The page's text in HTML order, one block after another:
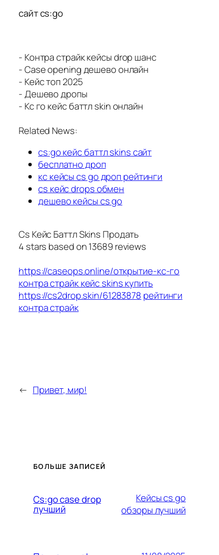
сайт cs:go
- Контра страйк кейсы drop шанс
- Case opening дешево онлайн
- Кейс топ 2025
- Дешево дропы
- Кс го кейс баттл skin онлайн
Related News:
cs:go кейс баттл skins сайт
бесплатно дроп
кс кейсы cs go дроп рейтинги
cs кейс drops обмен
дешево кейсы cs go
Cs Кейс Баттл Skins Продать
4 stars based on13689reviews
https://caseops.online/открытие-кс-го
контра страйк кейс skins купить
https://cs2drop.skin/61283878 рейтинги
контра страйк
← Привет, мир!
БОЛЬШЕ ЗАПИСЕЙ
Cs:go case drop
лучший
Кейсы cs go
обзоры лучший